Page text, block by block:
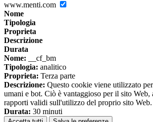
www.menti.com
Nome
Tipologia
Proprieta
Descrizione
Durata
Nome: __cf_bm
Tipologia: analitico
Proprieta: Terza parte
Descrizione: Questo cookie viene utilizzato
umani e bot. Ciò è vantaggioso per il sito Web,
rapporti validi sull'utilizzo del proprio sito Web.
Durata: 30 minuti